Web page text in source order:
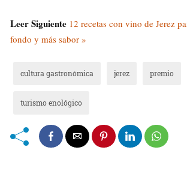
Leer Siguiente 12 recetas con vino de Jerez
fondo y más sabor »
cultura gastronómica jerez premio
turismo enológico